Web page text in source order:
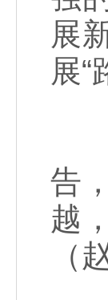
展
展
告
越
（